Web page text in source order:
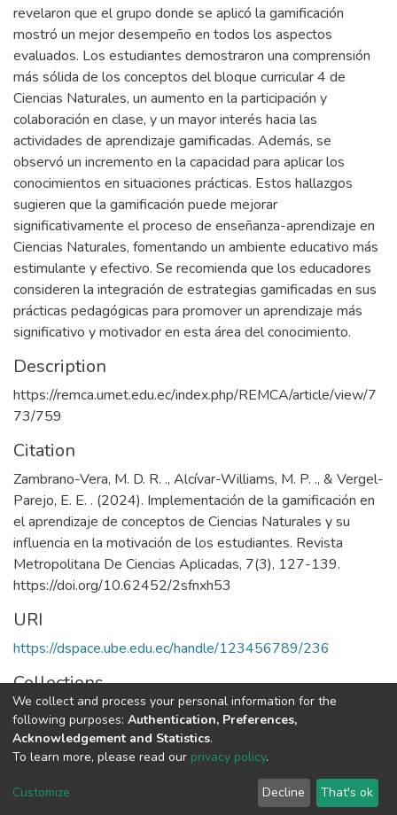
revelaron que el grupo donde se aplicó la gamificación
mostró un mejor desempeño en todos los aspectos
evaluados. Los estudiantes demostraron una comprensión
más sólida de los conceptos del bloque curricular 4 de
Ciencias Naturales, un aumento en la participación y
colaboración en clase, y un mayor interés hacia las
actividades de aprendizaje gamificadas. Además, se
observó un incremento en la capacidad para aplicar los
conocimientos en situaciones prácticas. Estos hallazgos
sugieren que la gamificación puede mejorar
significativamente el proceso de enseñanza-aprendizaje en
Ciencias Naturales, fomentando un ambiente educativo más
estimulante y efectivo. Se recomienda que los educadores
consideren la integración de estrategias gamificadas en sus
prácticas pedagógicas para promover un aprendizaje más
significativo y motivador en esta área del conocimiento.
Description
https://remca.umet.edu.ec/index.php/REMCA/article/view/7
73/759
Citation
Zambrano-Vera, M. D. R. ., Alcívar-Williams, M. P. ., & Vergel-
Parejo, E. E. . (2024). Implementación de la gamificación en
el aprendizaje de conceptos de Ciencias Naturales y su
influencia en la motivación de los estudiantes. Revista
Metropolitana De Ciencias Aplicadas, 7(3), 127-139.
https://doi.org/10.62452/2sfnxh53
URI
https://dspace.ube.edu.ec/handle/123456789/236
Collections
Artículos Científicos
Full item page
copyright © 2002-2026LYRASIS
We collect and process your personal information for the
following purposes: Authentication, Preferences,
Acknowledgement and Statistics.
To learn more, please read our privacy policy.
Customize Decline That's ok